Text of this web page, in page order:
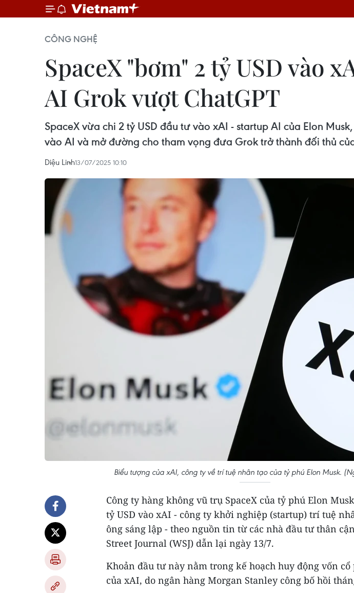
CÔNG NGHỆ
SpaceX "bơm" 2 tỷ USD vào
AI Grok vượt ChatGPT
SpaceX vừa chi 2 tỷ USD đầu tư vào xAI - startup AI của Elon
vào AI và mở đường cho tham vọng đưa Grok trở thành đối thủ
Diệu Linh13/07/2025 10:10
Biểu tượng của xAI, công ty về trí tuệ nhân tạo của tỷ phú Elon Musk.
Công ty hàng không vũ trụ SpaceX của tỷ phú Elon
tỷ USD vào xAI - công ty khởi nghiệp (startup) trí tuệ
ông sáng lập - theo nguồn tin từ các nhà đầu tư thân
Street Journal (WSJ) dẫn lại ngày 13/7.
Khoản đầu tư này nằm trong kế hoạch huy động vốn cổ
của xAI, do ngân hàng Morgan Stanley công bố hồi